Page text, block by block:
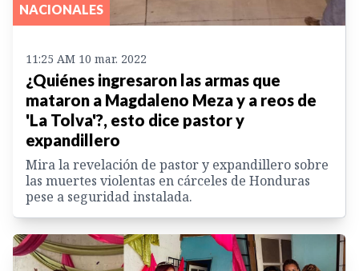
NACIONALES
11:25 AM 10 mar. 2022
¿Quiénes ingresaron las armas que
mataron a Magdaleno Meza y a reos de
'La Tolva'?, esto dice pastor y
expandillero
Mira la revelación de pastor y expandillero sobre
las muertes violentas en cárceles de Honduras
pese a seguridad instalada.